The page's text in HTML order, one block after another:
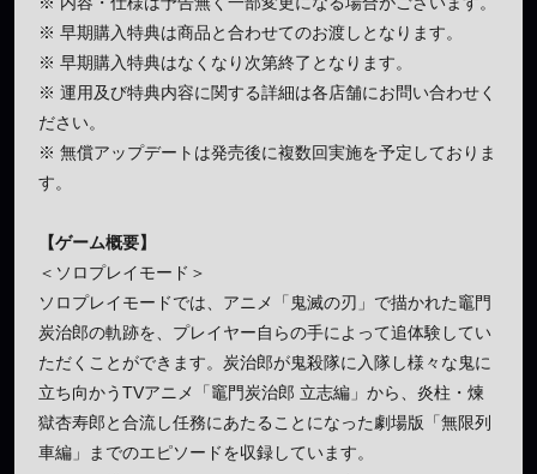
※ 早期購入特典は商品と合わせてのお渡しとなります。
※ 早期購入特典はなくなり次第終了となります。
※ 運用及び特典内容に関する詳細は各店舗にお問い合わせく
ださい。
※ 無償アップデートは発売後に複数回実施を予定しておりま
す。
【ゲーム概要】
＜ソロプレイモード＞
ソロプレイモードでは、アニメ「鬼滅の刃」で描かれた竈門
炭治郎の軌跡を、プレイヤー自らの手によって追体験してい
ただくことができます。炭治郎が鬼殺隊に入隊し様々な鬼に
立ち向かうTVアニメ「竈門炭治郎 立志編」から、炎柱・煉
獄杏寿郎と合流し任務にあたることになった劇場版「無限列
車編」までのエピソードを収録しています。